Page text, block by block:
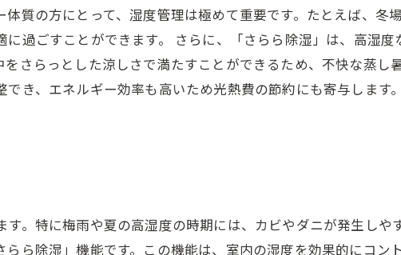
質の方にとって、湿度管理は極めて重要です。たとえば、冬
過ごすことができます。 さらに、「さらら除湿」は、高湿
さらっとした涼しさで満たすことができるため、不快な蒸し
き、エネルギー効率も高いため光熱費の節約にも寄与します
。特に梅雨や夏の高湿度の時期には、カビやダニが発生しや
ら除湿」機能です。この機能は、室内の湿度を効果的にコン